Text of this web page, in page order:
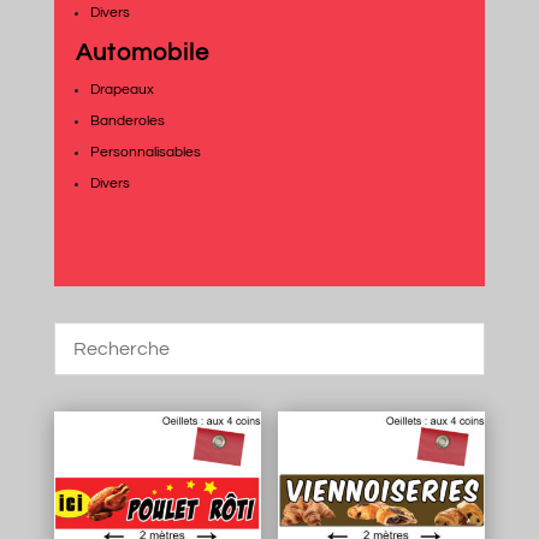
Divers
Automobile
Drapeaux
Banderoles
Personnalisables
Divers